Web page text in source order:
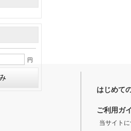
円
はじめて
ご利用ガ
当サイト